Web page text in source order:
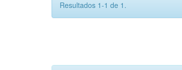
Resultados 1-1 de 1.